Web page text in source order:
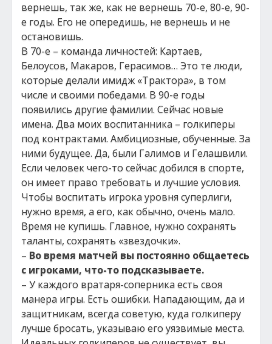
вернешь, так же, как не вернешь 70-е, 80-е, 90-
е годы. Его не опередишь, не вернешь и не
остановишь.
В 70-е – команда личностей: Картаев,
Белоусов, Макаров, Герасимов… Это те люди,
которые делали имидж «Трактора», в том
числе и своими победами. В 90-е годы
появились другие фамилии. Сейчас новые
имена. Два моих воспитанника – голкиперы
под контрактами. Амбициозные, обученные. За
ними будущее. Да, были Галимов и Гелашвили.
Если человек чего-то сейчас добился в спорте,
он имеет право требовать и лучшие условия.
Чтобы воспитать игрока уровня суперлиги,
нужно время, а его, как обычно, очень мало.
Время не купишь. Главное, нужно сохранять
таланты, сохранять «звездочки».
– Во время матчей вы постоянно общаетесь
с игроками, что-то подсказываете.
– У каждого вратаря-соперника есть своя
манера игры. Есть ошибки. Нападающим, да и
защитникам, всегда советую, куда голкиперу
лучше бросать, указываю его уязвимые места.